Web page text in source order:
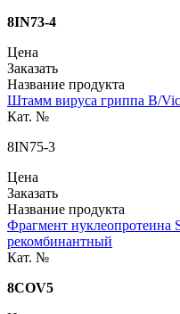
8IN73-4
Цена
Заказать
Название продукта
Штамм вируса гриппа B/
Кат. №
8IN75-3
Цена
Заказать
Название продукта
Фрагмент нуклеопротеина
рекомбинантный
Кат. №
8COV5